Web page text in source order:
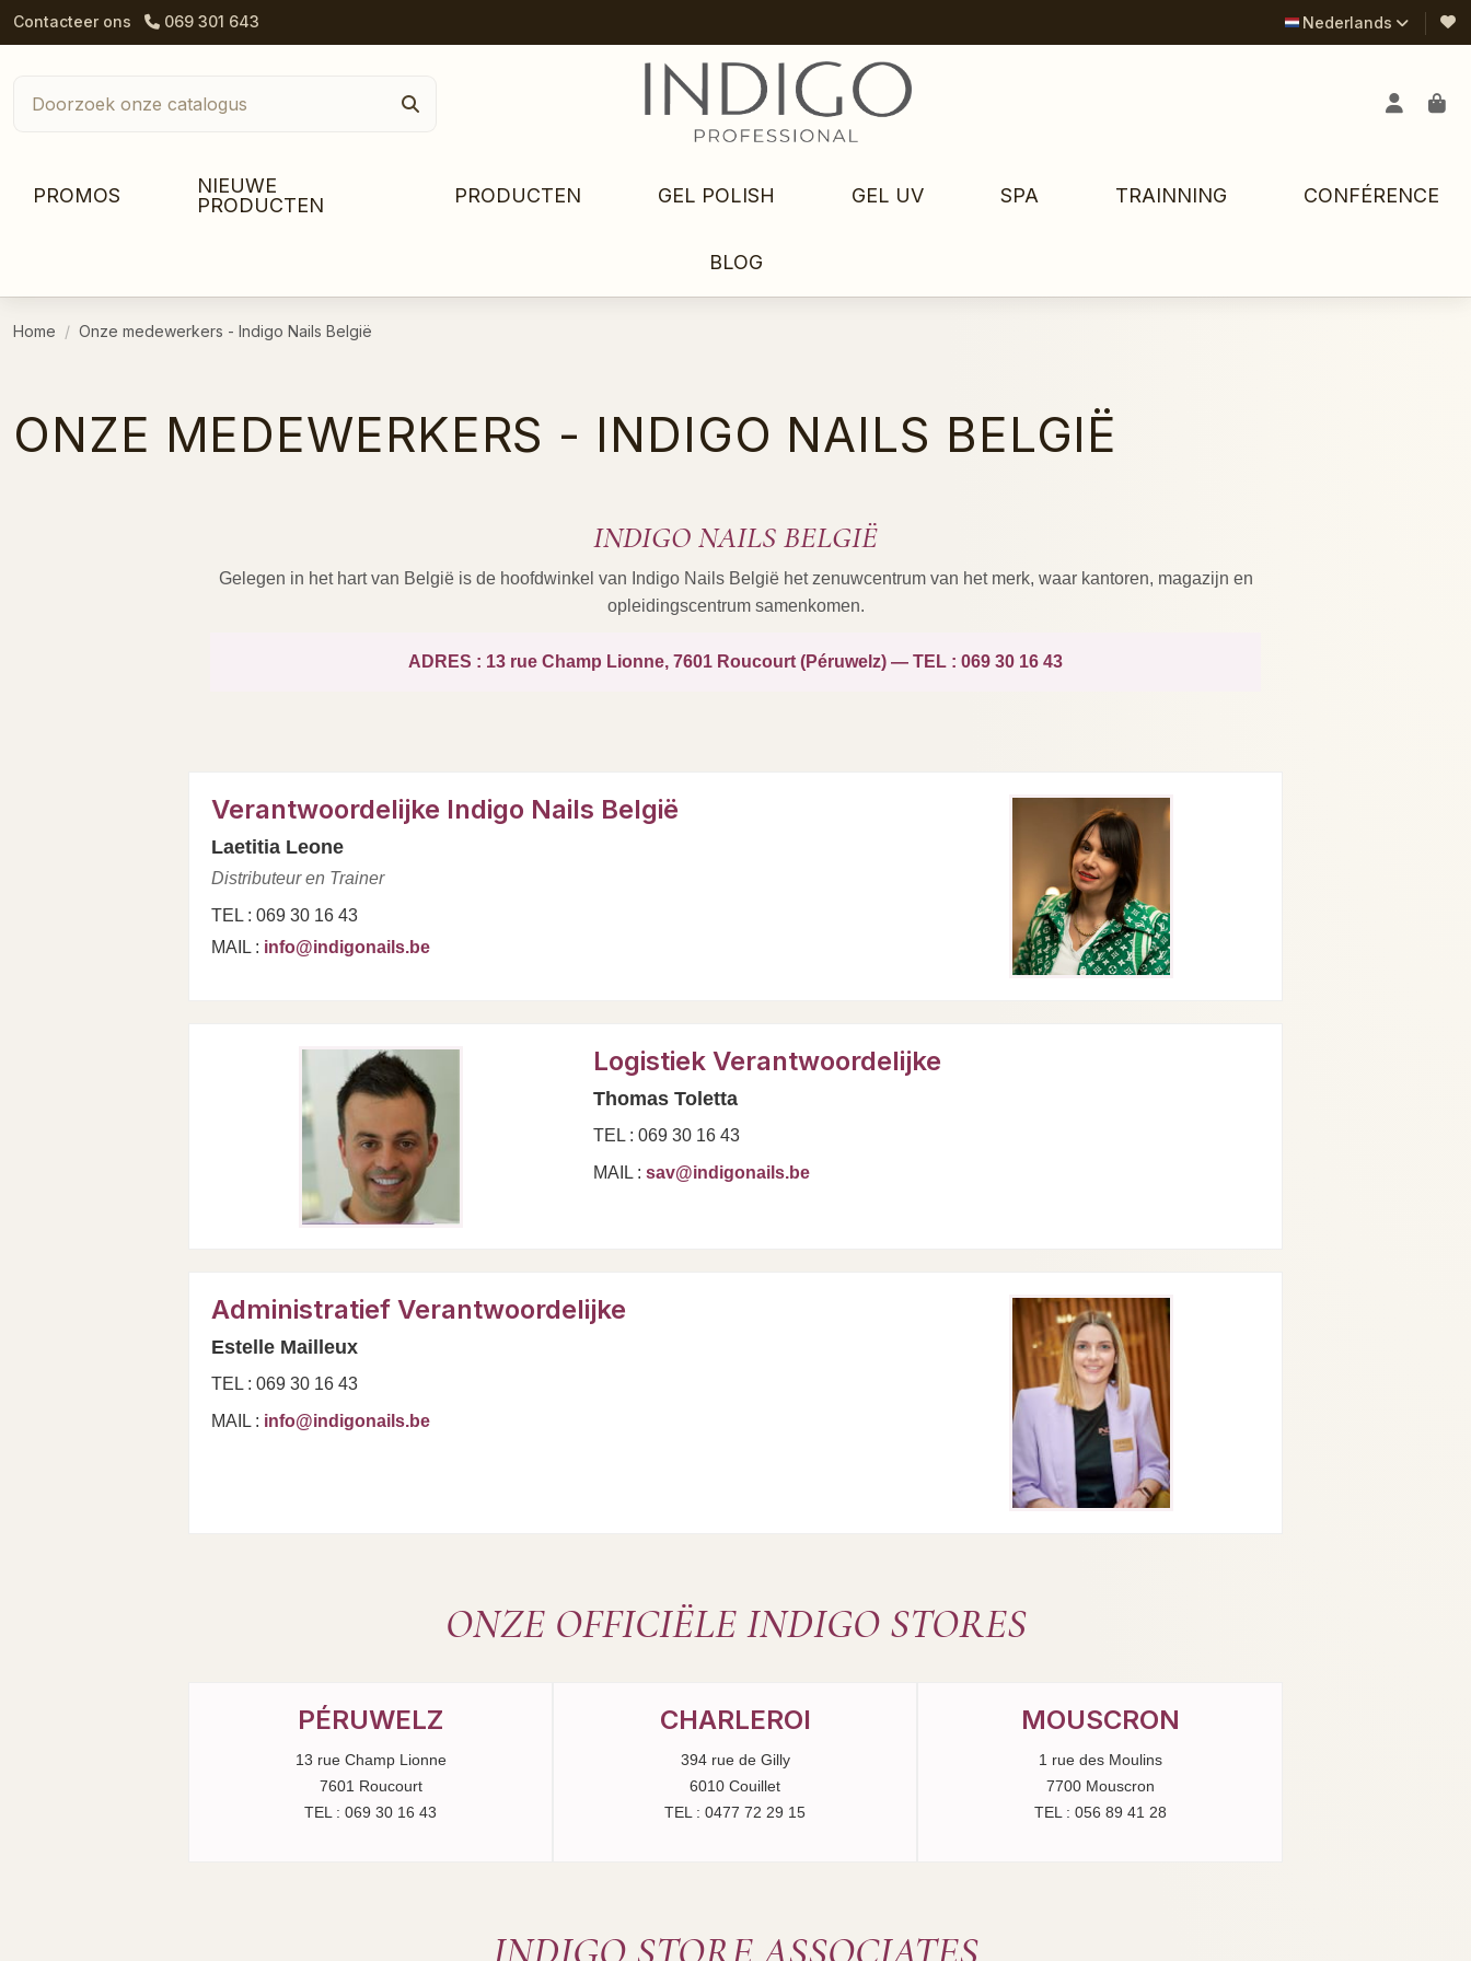
Contacteer ons 069 301 643 Nederlands
PROMOS
NIEUWE
PRODUCTEN
PRODUCTEN GEL POLISH GEL UV SPA TRAINNING CONFÉRENCE
BLOG
Home Onze medewerkers - Indigo Nails België
ONZE MEDEWERKERS - INDIGO NAILS BELGIË
INDIGO NAILS BELGIË
Gelegen in het hart van België is de hoofdwinkel van Indigo Nails België het zenuwcentrum van het merk, waar kantoren, magazijn en
opleidingscentrum samenkomen.
ADRES : 13 rue Champ Lionne, 7601 Roucourt (Péruwelz) — TEL : 069 30 16 43
Verantwoordelijke Indigo Nails België
Laetitia Leone
Distributeur en Trainer
TEL : 069 30 16 43
MAIL : info@indigonails.be
Logistiek Verantwoordelijke
Thomas Toletta
TEL : 069 30 16 43
MAIL : sav@indigonails.be
Administratief Verantwoordelijke
Estelle Mailleux
TEL : 069 30 16 43
MAIL : info@indigonails.be
ONZE OFFICIËLE INDIGO STORES
PÉRUWELZ
13 rue Champ Lionne
7601 Roucourt
TEL : 069 30 16 43
CHARLEROI
394 rue de Gilly
6010 Couillet
TEL : 0477 72 29 15
MOUSCRON
1 rue des Moulins
7700 Mouscron
TEL : 056 89 41 28